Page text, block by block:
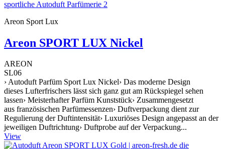
Areon Sport Lux
Areon SPORT LUX Nickel
AREON
SL06
› Autoduft Parfüm Sport Lux Nickel› Das moderne Design
dieses Lufterfrischers lässt sich ganz gut am Rückspiegel sehen
lassen› Meisterhafter Parfüm Kunststück› Zusammengesetzt
aus französischen Parfümessenzen› Duftverpackung dient zur
Regulierung der Duftintensität› Luxuriöses Design angepasst an der
jeweiligen Duftrichtung› Duftprobe auf der Verpackung...
View